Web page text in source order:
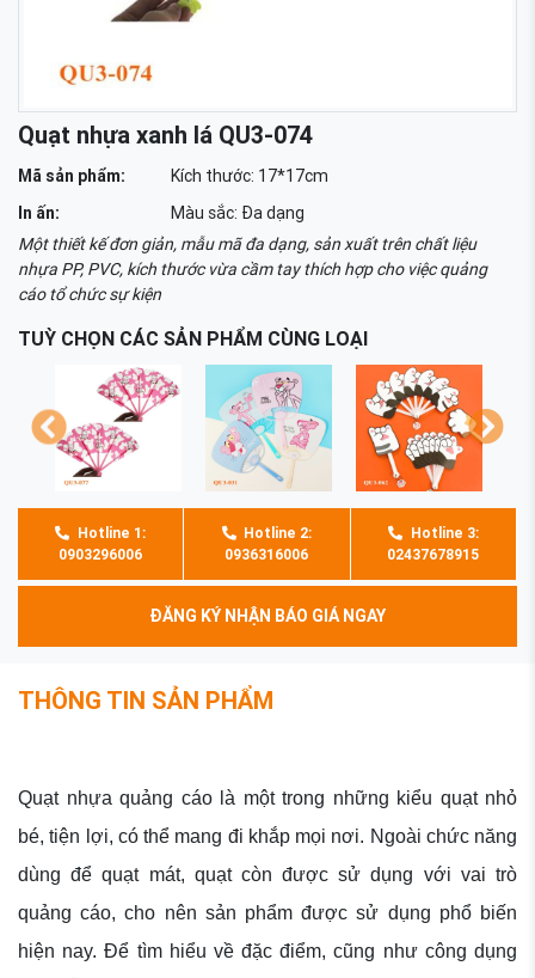
Quạt nhựa xanh lá QU3-074
Mã sản phẩm:
Kích thước: 17*17cm
In ấn:
Màu sắc: Đa dạng
Một thiết kế đơn giản, mẫu mã đa dạng, sản xuất trên chất liệu
nhựa PP, PVC, kích thước vừa cầm tay thích hợp cho việc quảng
cáo tổ chức sự kiện
TUỲ CHỌN CÁC SẢN PHẨM CÙNG LOẠI
Hotline 1:
0903296006
Hotline 2:
0936316006
Hotline 3:
02437678915
ĐĂNG KÝ NHẬN BÁO GIÁ NGAY
THÔNG TIN SẢN PHẨM
Quạt nhựa quảng cáo là một trong những kiểu quạt nhỏ
bé, tiện lợi, có thể mang đi khắp mọi nơi. Ngoài chức năng
dùng để quạt mát, quạt còn được sử dụng với vai trò
quảng cáo, cho nên sản phẩm được sử dụng phổ biến
hiện nay. Để tìm hiểu về đặc điểm, cũng như công dụng